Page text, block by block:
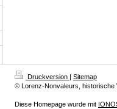
Druckversion | Sitemap
© Lorenz-Nonvaleurs, historische
Diese Homepage wurde mit